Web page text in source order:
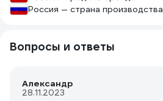
Россия — страна производства
Вопросы и ответы
Александр
28.11.2023